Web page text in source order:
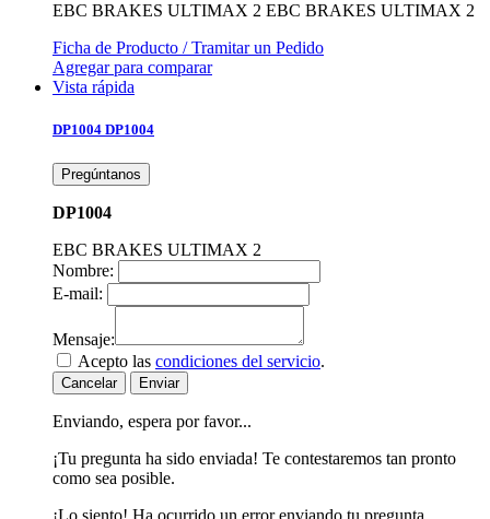
EBC BRAKES ULTIMAX 2 EBC BRAKES ULTIMAX 2
Ficha de Producto / Tramitar un Pedido
Agregar para comparar
Vista rápida
DP1004 DP1004
Pregúntanos
DP1004
EBC BRAKES ULTIMAX 2
Nombre:
E-mail:
Mensaje:
Acepto las condiciones del servicio.
Cancelar Enviar
Enviando, espera por favor...
¡Tu pregunta ha sido enviada! Te contestaremos tan pronto
como sea posible.